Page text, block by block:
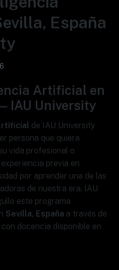
España
Artificial en
IAU University
de IAU University
persona que quiera
vida profesional o
previa en
por aprender una de las
de nuestra era. IAU
este programa
Sevilla, España a través de
docencia disponible en